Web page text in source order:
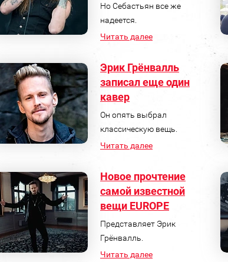
Но Себастьян все же
надеется.
Читать далее
Эрик Грёнвалль
записал еще один
кавер
Он опять выбрал
классическую вещь.
Читать далее
Новое прочтение
самой известной
вещи EUROPE
Представляет Эрик
Грёнвалль.
Читать далее